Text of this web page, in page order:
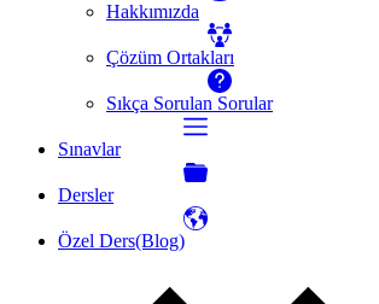
Hakkımızda
Çözüm Ortakları
Sıkça Sorulan Sorular
Sınavlar
Dersler
Özel Ders(Blog)